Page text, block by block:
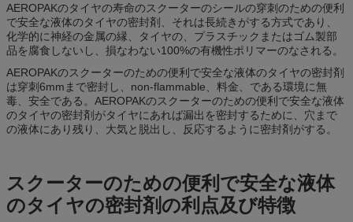
AEROPAKのタイヤの寿命のスクーターのシールの穿刺のための便利
で安全な液体のタイヤの密封剤、それは長続きがする方式であり、
化学的に神経の金属の縁、タイヤの、プラスチックまたはゴム製部
品を腐食しないし、損なわない100%の有機性ポリマーのなされる。
AEROPAKのスクーターのための便利で安全な液体のタイヤの密封剤
は穿刺6mmまで密封し、non-flammable、料金、である環境に無
毒、安全である。AEROPAKのスクーターのための便利で安全な液体
のタイヤの密封剤がタイヤにあれば漏出を密封するために、穴まで
の液体にあり残り、大気と脱出し、反応するように密封剤がする。
スクーターのための便利で安全な液体
のタイヤの密封剤の利点及び特徴